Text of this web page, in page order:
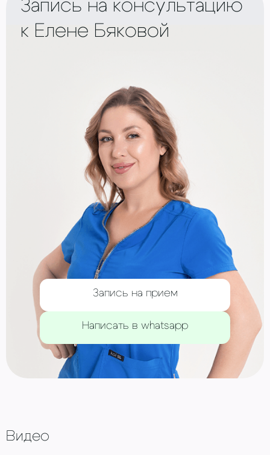
Запись на консультацию
к Елене Бяковой
Запись на прием
Написать в whatsapp
Видео